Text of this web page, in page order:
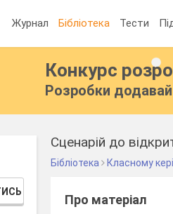
Журнал Бібліотека Тести
Конкурс
Розробки
Бібліотека Класному
Про матеріал